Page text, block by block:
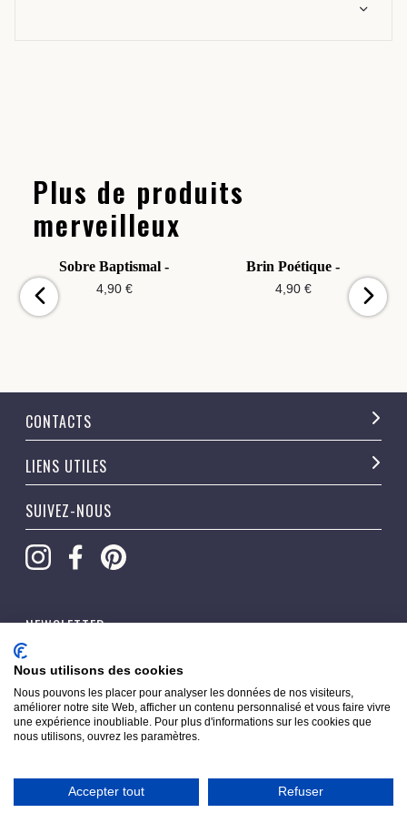
Plus de produits
merveilleux
Sobre Baptismal -
4,90 €
Brin Poétique -
4,90 €
CONTACTS
LIENS UTILES
SUIVEZ-NOUS
NEWSLETTER
Nous utilisons des cookies
Nous pouvons les placer pour analyser les données de nos visiteurs,
améliorer notre site Web, afficher un contenu personnalisé et vous faire vivre
une expérience inoubliable. Pour plus d'informations sur les cookies que
nous utilisons, ouvrez les paramètres.
Accepter tout Refuser